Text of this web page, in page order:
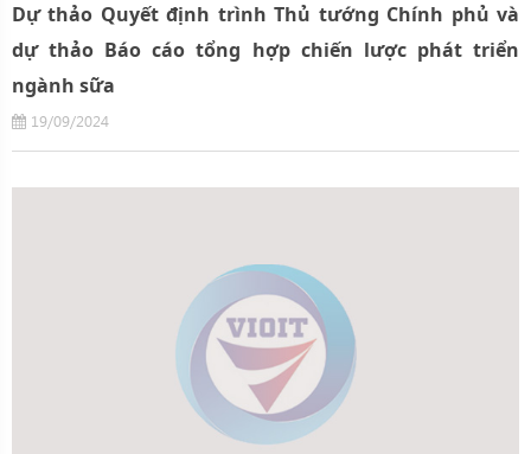
Dự thảo Quyết định trình Thủ tướng Chính phủ và
dự thảo Báo cáo tổng hợp chiến lược phát triển
ngành sữa
19/09/2024